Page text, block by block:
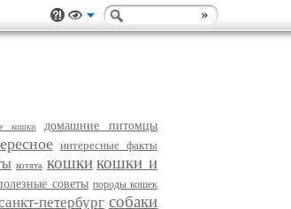
кошки домашние питомцы
интересные факты
котята кошки кошки и
советы породы кошек
петербург собаки